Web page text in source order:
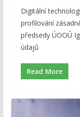
Digitální
profilování
předsedy ÚOOÚ
údajů
Read More